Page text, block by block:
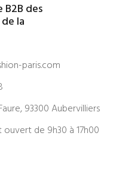
B2B des
la
paris.com
93300 Aubervilliers
de 9h30 à 17h00